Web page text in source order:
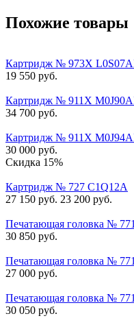
Похожие товары
Картридж № 973X
19 550 руб.
Картридж № 911X
34 700 руб.
Картридж № 911X
30 000 руб.
Скидка 15%
Картридж № 727 C1Q12A
27 150 руб. 23 200 руб.
Печатающая головка №
30 850 руб.
Печатающая головка №
27 000 руб.
Печатающая головка №
30 050 руб.